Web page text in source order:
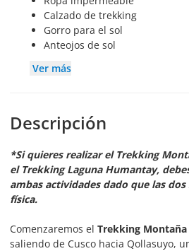
Calzado de trekking
Gorro para el sol
Anteojos de sol
Ver más
Descripción
*Si quieres realizar el Trekking
el Trekking Laguna Humantay,
ambas actividades dado que las
física.
Comenzaremos el Trekking
saliendo de Cusco hacia Qollasuyo,